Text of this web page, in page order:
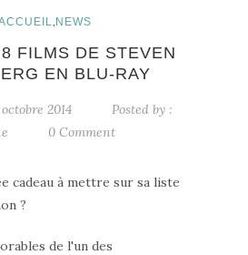
, NEWS
FILMS DE STEVEN
EN BLU-RAY
2014
Posted by :
0 Comment
cadeau à mettre sur sa liste
?
de l'un des